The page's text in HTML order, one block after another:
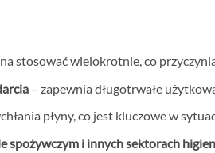
stosować wielokrotnie, co
– zapewnia długotrwałe
płyny, co jest kluczowe w
spożywczym i innych sektorach